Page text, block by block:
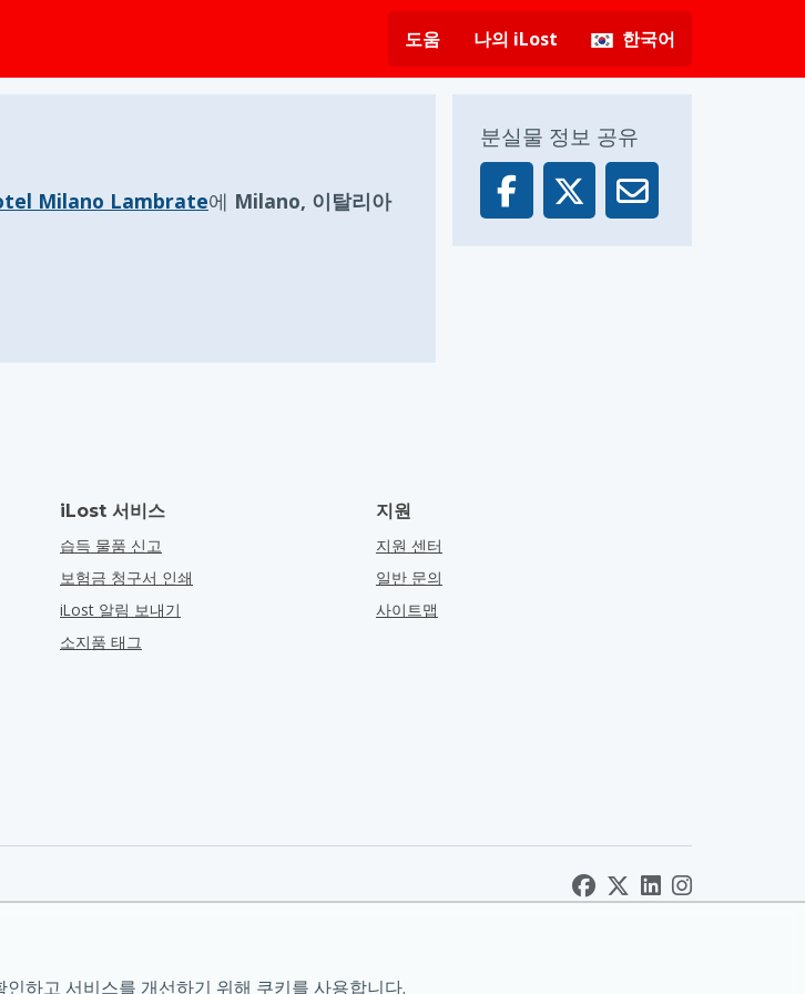
도움 나의 iLost 한국어
Milano Lambrate에 Milano, 이탈리아
분실물 정보 공유
iLost 서비스
습득 물품 신고
보험금 청구서 인쇄
iLost 알림 보내기
소지품 태그
지원
지원 센터
일반 문의
사이트맵
하고 서비스를 개선하기 위해 쿠키를 사용합니다.